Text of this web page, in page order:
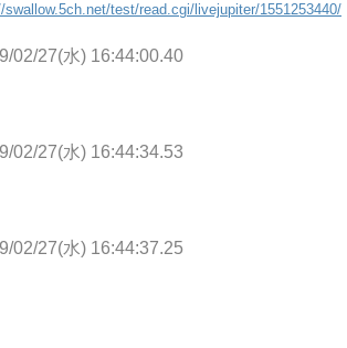
swallow.5ch.net/test/read.cgi/livejupiter/1551253440/
02/27(水) 16:44:00.40
02/27(水) 16:44:34.53
02/27(水) 16:44:37.25